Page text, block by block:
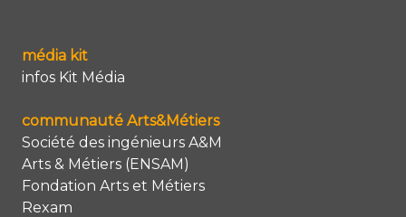
média kit
infos Kit Média
communauté Arts&Métiers
Société des ingénieurs A&M
Arts & Métiers (ENSAM)
Fondation Arts et Métiers
Rexam